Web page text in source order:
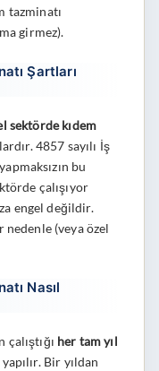
tazminatı
girmez).
Şartları
sektörde kıdem
4857 sayılı İş
bu
çalışıyor
engel değildir.
nedenle (veya özel
Nasıl
çalıştığı her tam yıl
Bir yıldan